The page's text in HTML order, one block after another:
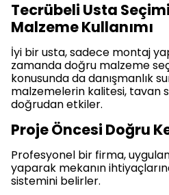
Tecrübeli Usta
Malzeme Kullanımı
İyi bir usta, sadece montaj
zamanda doğru malzeme
konusunda da danışmanlık
malzemelerin kalitesi, tavan
doğrudan etkiler.
Proje Öncesi Doğru
Profesyonel bir firma,
yaparak mekanın
sistemini belirler.